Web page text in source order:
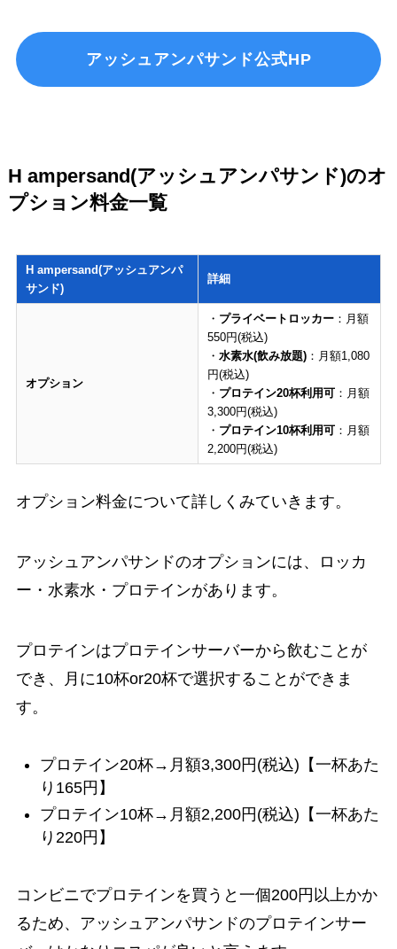
アッシュアンパサンド公式HP
H ampersand(アッシュアンパサンド)のオ
プション料金一覧
H ampersand(アッシュアンパ
サンド)
詳細
オプション
・ プライベートロッカー：月額
550円(税込)
・ 水素水(飲み放題)：月額1,080
円(税込)
・ プロテイン20杯利用可：月額
3,300円(税込)
・ プロテイン10杯利用可：月額
2,200円(税込)
オプション料金について詳しくみていきます。
アッシュアンパサンドのオプションには、ロッカ
ー・水素水・プロテインがあります。
プロテインはプロテインサーバーから飲むことが
でき、月に10杯or20杯で選択することができま
す。
プロテイン20杯→月額3,300円(税込)【一杯あた
り165円】
プロテイン10杯→月額2,200円(税込)【一杯あた
り220円】
コンビニでプロテインを買うと一個200円以上かか
るため、アッシュアンパサンドのプロテインサー